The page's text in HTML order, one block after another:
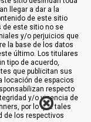
llegar a dar a la
de este sitio
de este sitio no se
y/o perjuicios que
la base de los datos
último. Los titulares
tipo de acuerdo,
que publicitan sus
locación de espacios
respecto
y/o vigencia de
por lo que tales
de los respectivos